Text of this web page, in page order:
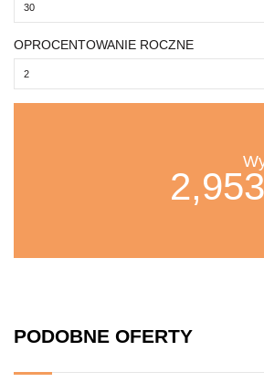
OPROCENTOWANIE ROCZNE
PODOBNE OFERTY